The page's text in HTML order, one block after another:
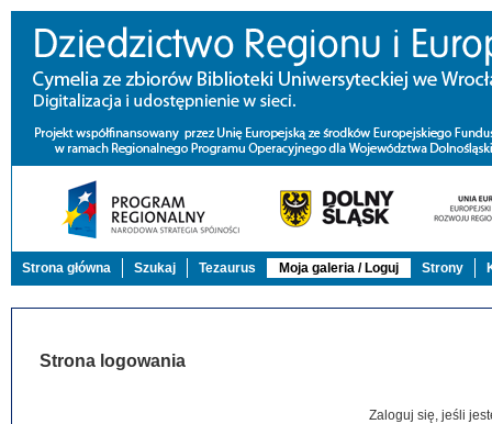
Strona główna Szukaj Tezaurus Moja galeria / Loguj Strony
Strona logowania
Zaloguj się, jeśli